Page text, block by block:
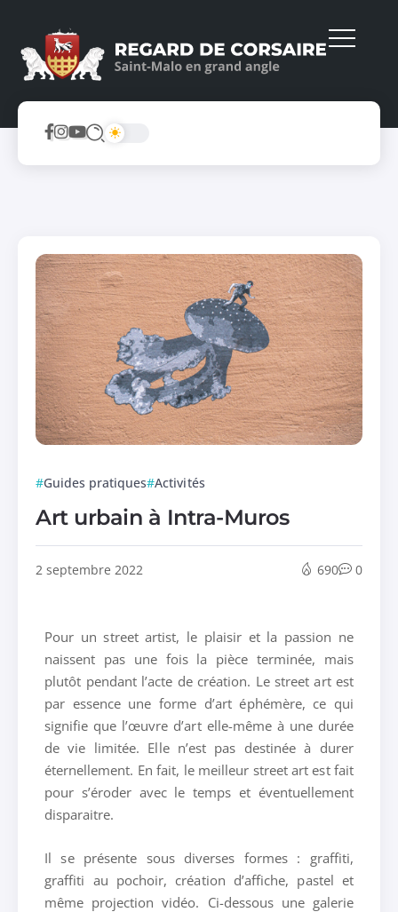
Guides pratiques Activités
Art urbain à Intra-Muros
2 septembre 2022 690 0
Pour un street artist, le plaisir et la passion ne
naissent pas une fois la pièce terminée, mais
plutôt pendant l’acte de création. Le street art est
par essence une forme d’art éphémère, ce qui
signifie que l’œuvre d’art elle-même à une durée
de vie limitée. Elle n’est pas destinée à durer
éternellement. En fait, le meilleur street art est fait
pour s’éroder avec le temps et éventuellement
disparaitre.
Il se présente sous diverses formes : graffiti,
graffiti au pochoir, création d’affiche, pastel et
même projection vidéo. Ci-dessous une galerie